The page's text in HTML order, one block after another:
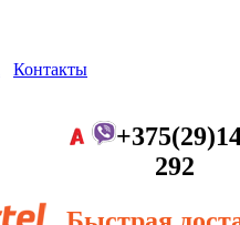
Контакты
292